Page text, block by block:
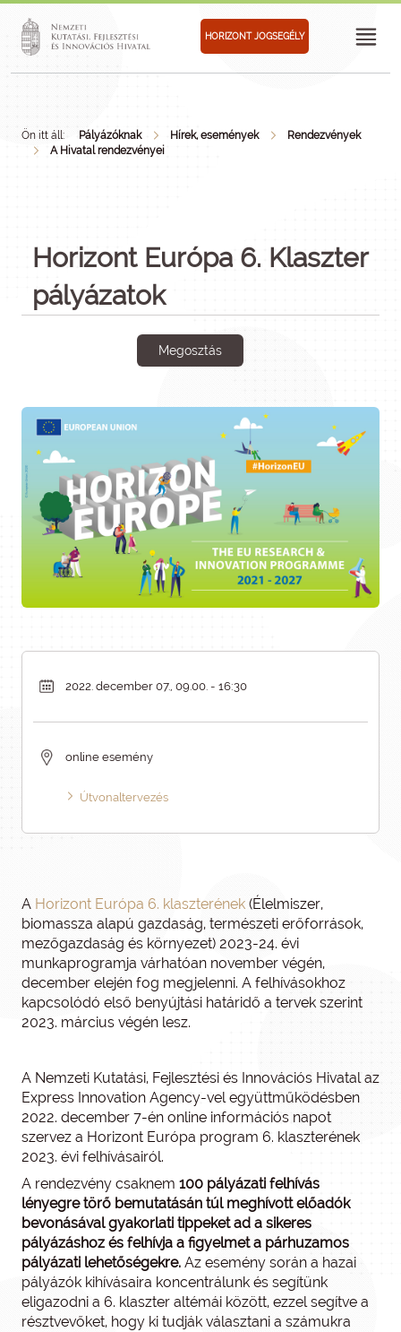
HORIZONT JOGSEGÉLY
Ön itt áll: Pályázóknak Hírek, események
Rendezvények
A Hivatal rendezvényei
Horizont Európa 6. Klaszter
pályázatok
Megosztás
2022. december 07., 09.00. - 16:30
online esemény
Útvonaltervezés
A Horizont Európa 6. klaszterének (Élelmiszer,
biomassza alapú gazdaság, természeti erőforrások,
mezőgazdaság és környezet) 2023-24. évi
munkaprogramja várhatóan november végén,
december elején fog megjelenni. A felhívásokhoz
kapcsolódó első benyújtási határidő a tervek szerint
2023. március végén lesz.
A Nemzeti Kutatási, Fejlesztési és Innovációs Hivatal az
Express Innovation Agency-vel együttműködésben
2022. december 7-én online információs napot
szervez a Horizont Európa program 6. klaszterének
2023. évi felhívásairól.
A rendezvény csaknem 100 pályázati felhívás
lényegre törő bemutatásán túl meghívott előadók
bevonásával gyakorlati tippeket ad a sikeres
pályázáshoz és felhívja a figyelmet a párhuzamos
pályázati lehetőségekre. Az esemény során a hazai
pályázók kihívásaira koncentrálunk és segítünk
eligazodni a 6. klaszter altémái között, ezzel segítve a
résztvevőket, hogy ki tudják választani a számukra